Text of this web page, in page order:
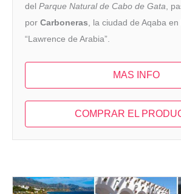
del Parque Natural de Cabo de Gata ,
por Carboneras , la ciudad de Aqaba
“Lawrence de Arabia”.
MAS INFO
COMPRAR EL